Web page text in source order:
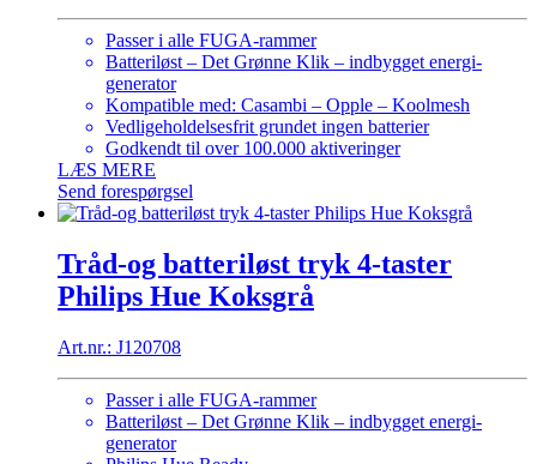
Passer i alle FUGA-rammer
Batteriløst – Det Grønne Klik – indbygget energi-
generator
Kompatible med: Casambi – Opple – Koolmesh
Vedligeholdelsesfrit grundet ingen batterier
Godkendt til over 100.000 aktiveringer
LÆS MERE
Send forespørgsel
Tråd-og batteriløst tryk 4-taster
Philips Hue Koksgrå
Art.nr.: J120708
Passer i alle FUGA-rammer
Batteriløst – Det Grønne Klik – indbygget energi-
generator